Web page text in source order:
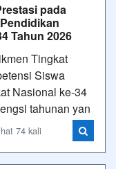
pada
Tahun 2026
Tingkat
Siswa
Nasional ke-34
tahunan yan
74 kali